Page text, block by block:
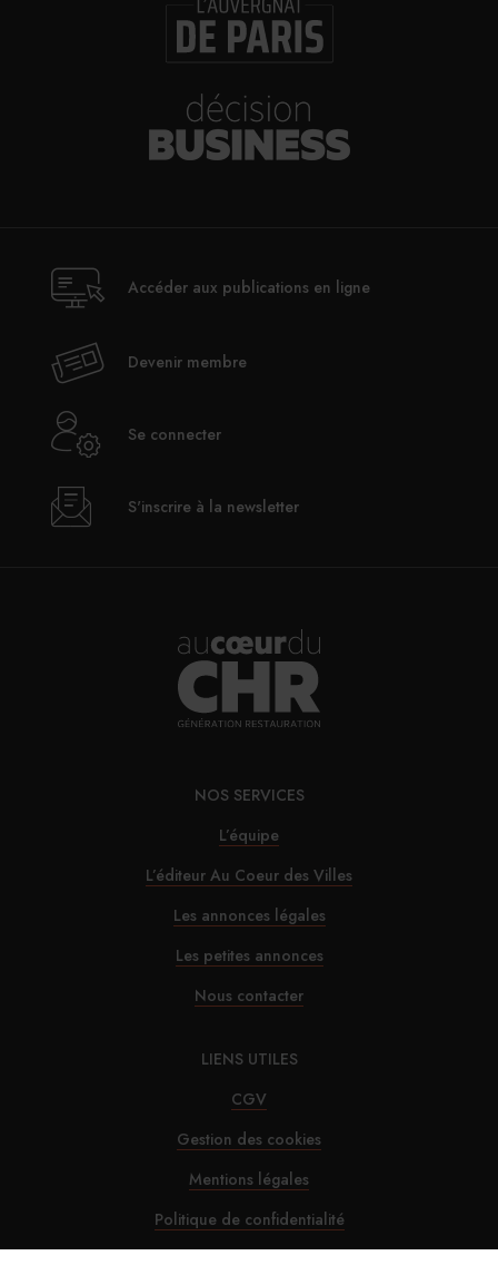
Accéder aux publications en ligne
Devenir membre
Se connecter
S'inscrire à la newsletter
NOS SERVICES
L’équipe
L’éditeur Au Coeur des Villes
Les annonces légales
Les petites annonces
Nous contacter
LIENS UTILES
CGV
Gestion des cookies
Mentions légales
Politique de confidentialité